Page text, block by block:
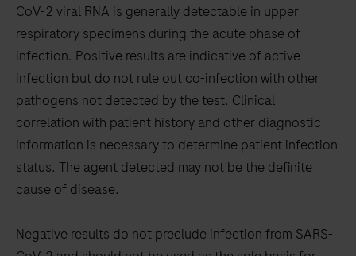
CoV-2 viral RNA is generally detectable in upper
respiratory specimens during the acute phase of
infection. Positive results are indicative of active
infection but do not rule out co-infection with other
pathogens not detected by the test. Clinical
correlation with patient history and other diagnostic
information is necessary to determine patient infection
status. The agent detected may not be the definite
cause of disease.
Negative results do not preclude infection from SARS-